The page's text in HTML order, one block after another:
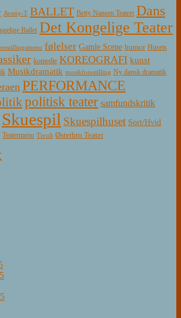
Aveny-T BALLET Betty Nansen Teatret Dans
Ballet Det Kongelige Teater
følelser Gamle Scene humor Husets
komedie KOREOGRAFI kunst
Musikdramatik musikforestilling Ny dansk dramatik
PERFORMANCE
politisk teater samfundskritik
Skuespil Skuespilhuset Sort/Hvid
Teatermenu Tivoli Østerbro Teater